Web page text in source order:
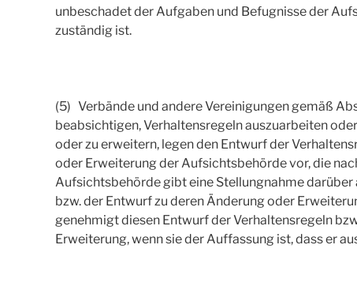
unbeschadet der Aufgaben und Befugnisse der
zuständig ist.
(5) Verbände und andere Vereinigungen gemäß
beabsichtigen, Verhaltensregeln auszuarbeiten
oder zu erweitern, legen den Entwurf der
oder Erweiterung der Aufsichtsbehörde vor, die
Aufsichtsbehörde gibt eine Stellungnahme
bzw. der Entwurf zu deren Änderung oder
genehmigt diesen Entwurf der Verhaltensregeln
Erweiterung, wenn sie der Auffassung ist, dass er